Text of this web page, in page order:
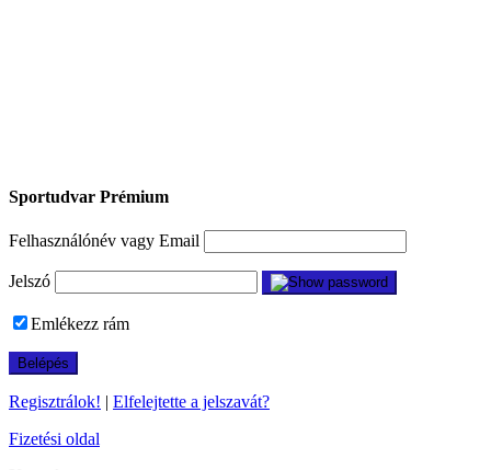
Sportudvar Prémium
Felhasználónév vagy Email
Jelszó
Emlékezz rám
Regisztrálok! | Elfelejtette a jelszavát?
Fizetési oldal